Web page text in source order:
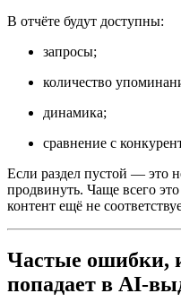
В отчёте будут доступны:
запросы;
количество
динамика;
сравнение с
Если раздел пустой — это
продвинуть. Чаще всего
контент ещё не
Частые ошибки,
попадает в AI-